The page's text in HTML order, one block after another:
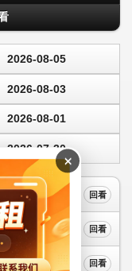
2026-08-05
2026-08-03
2026-08-01
2026-07-30
回看
回看
回看
×